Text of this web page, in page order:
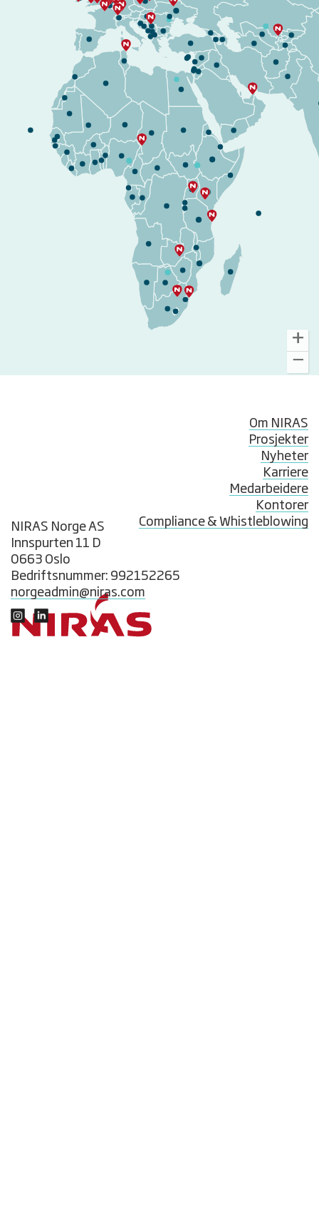
NIRAS Norge AS
Innspurten 11 D
0663 Oslo
Bedriftsnummer: 992152265
norgeadmin@niras.com
Om NIRAS
Prosjekter
Nyheter
Karriere
Medarbeidere
Kontorer
Compliance & Whistleblowing